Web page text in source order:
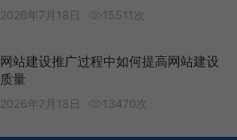
2026年7月18日 15511次
网站建设推广过程中如何提高网站建设
质量
2026年7月18日 13470次